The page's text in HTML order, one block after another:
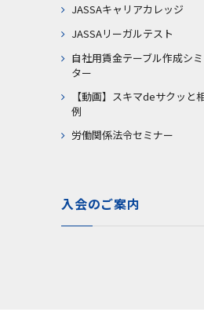
JASSAキャリアカレッジ
JASSAリーガルテスト
自社用賃金テーブル作成シ
ター
【動画】スキマdeサクッと
例
労働関係法令セミナー
入会のご案内